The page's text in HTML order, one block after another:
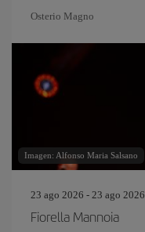
Osterio Magno
Imagen: Alfonso Maria Salsano
23 ago 2026 - 23 ago 2026
Fiorella Mannoia